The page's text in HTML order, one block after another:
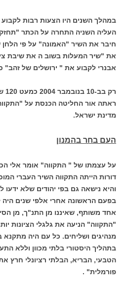
במהלך השנים היו הצעות רבות
העליה השניה התחרה על הכתר
חיבר את השיר "האמונה" על פי הלחן
אבנרי לקבוע את " ירושלים של זהב"
ראתה אור החליטה הכנסת על
מדינת ישראל.
העם בחר בהמנון
על עצמתו של " התקווה" אומר אלי
דורות הייתה התקווה השיר העברי
והיא נישאה גם בפי יהודים שלא
בפעם הראשונה אחרי אלפי שנים היה
אחד משותף, שאיננו מן התנ"ך, מן
"התקווה" הניעה את גלגלי הציונות
מנהיגים ושליחים. כל עם היה
בתהליך היסטורי בלתי מכוון וללא
הטבעי, הבריא, הבלתי רציונלי חרץ
פורמלית" .